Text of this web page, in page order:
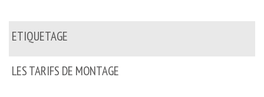
ETIQUETAGE
LES TARIFS DE MONTAGE